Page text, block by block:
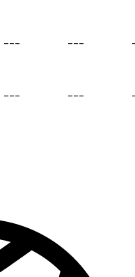
--- ---
--- ---